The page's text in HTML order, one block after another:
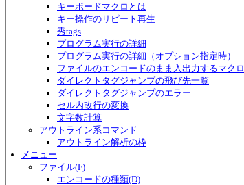
キーボードマクロとは
キー操作のリピート再生
秀tags
プログラム実行の詳細
プログラム実行の詳細（オプション指定時）
ファイルのエンコードのまま入出力するマクロ
ダイレクトタグジャンプの飛び先一覧
ダイレクトタグジャンプのエラー
セル内改行の変換
文字数計算
アウトライン系コマンド
アウトライン解析の枠
メニュー
ファイル(F)
エンコードの種類(D)